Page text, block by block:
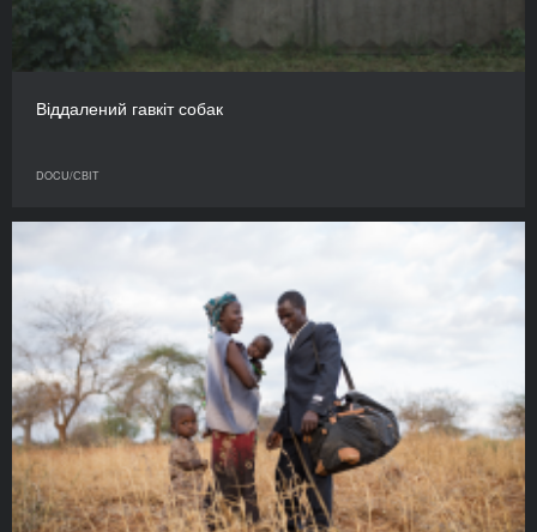
Віддалений гавкіт собак
DOCU/СВІТ